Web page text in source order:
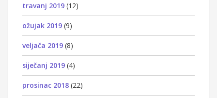
travanj 2019 (12)
ožujak 2019 (9)
veljača 2019 (8)
siječanj 2019 (4)
prosinac 2018 (22)